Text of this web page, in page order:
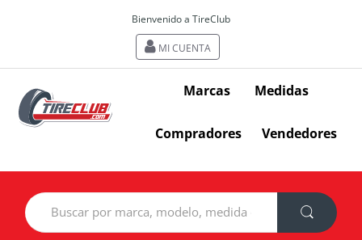
Bienvenido a TireClub
MI CUENTA
Marcas Medidas
Compradores Vendedores
Search
for: